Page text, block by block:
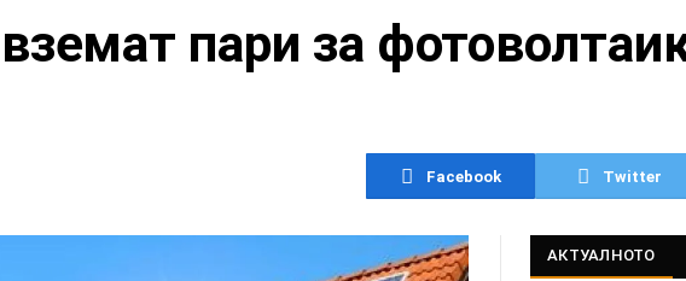
пари за
Facebook Twitter
АКТУАЛНОТО